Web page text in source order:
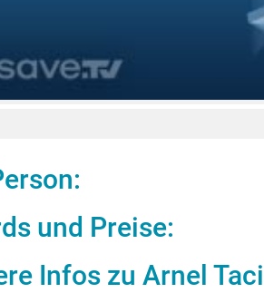
und Preise:
Infos zu Arnel Taci